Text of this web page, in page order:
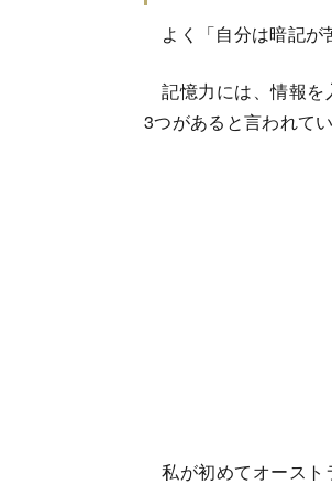
よく「自分は暗記が
記憶力には、情報を
3つがあると言われて
私が初めてオースト